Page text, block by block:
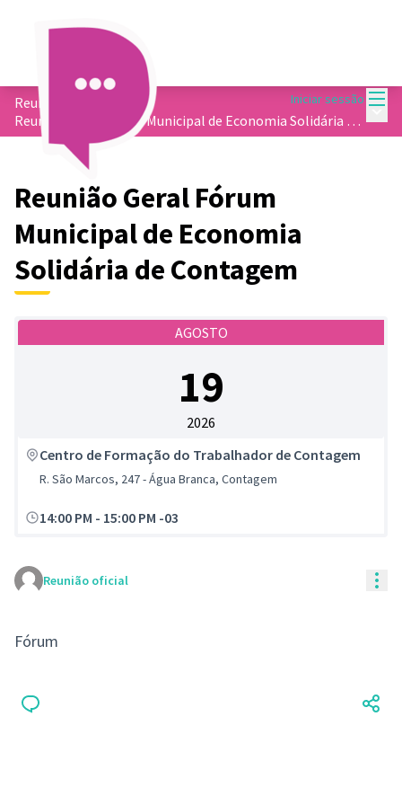
Iniciar sessão
Reuniões
Reunião Geral Fórum Municipal de Economia Solidária de Contagem
Reunião Geral Fórum
Municipal de Economia
Solidária de Contagem
AGOSTO
19
2026
Centro de Formação do Trabalhador de Contagem
R. São Marcos, 247 - Água Branca, Contagem
14:00 PM - 15:00 PM -03
Reunião oficial
Fórum